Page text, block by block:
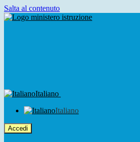
Salta al contenuto
Italiano
Italiano
Accedi